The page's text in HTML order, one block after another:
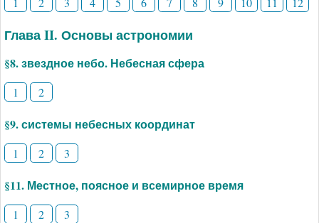
Глава II. Основы астрономии
§8. звездное небо. Небесная сфера
1 2
§9. системы небесных координат
1 2 3
§11. Местное, поясное и всемирное время
1 2 3